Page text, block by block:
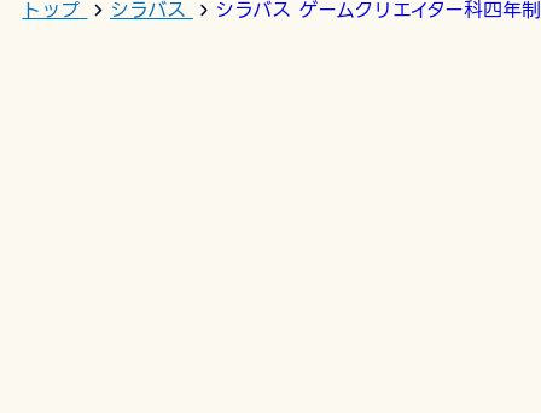
トップ シラバス シラバス ゲームクリエイター科四年